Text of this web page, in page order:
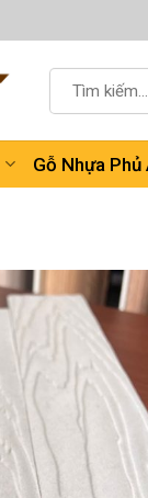
kiếm:
Gỗ Nhựa Phủ